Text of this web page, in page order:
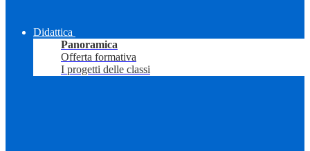
Didattica
Panoramica
Offerta formativa
I progetti delle classi